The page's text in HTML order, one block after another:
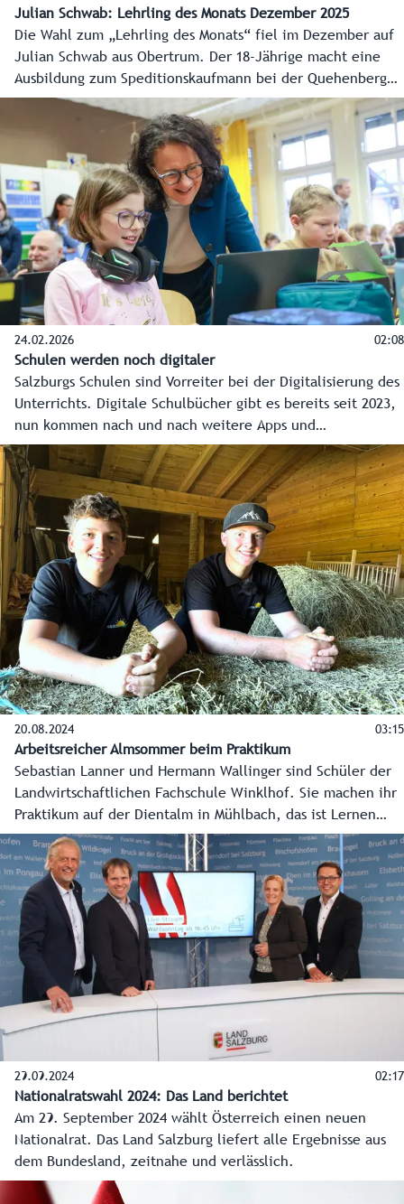
Julian Schwab: Lehrling des Monats Dezember 2025
Die Wahl zum „Lehrling des Monats“ fiel im Dezember auf
Julian Schwab aus Obertrum. Der 18-Jährige macht eine
Ausbildung zum Speditionskaufmann bei der Quehenberger
Logistics GmbH in Bergheim.tream
24.02.2026 02:08
Schulen werden noch digitaler
Salzburgs Schulen sind Vorreiter bei der Digitalisierung des
Unterrichts. Digitale Schulbücher gibt es bereits seit 2023,
nun kommen nach und nach weitere Apps und
Anwendungen dazu. Bei den Schülerinnen und Schülern
der Mittelschule Bergheim kommen die digitalen
Unterrichtsmaterialien sehr gut an.
20.08.2024 03:15
Arbeitsreicher Almsommer beim Praktikum
Sebastian Lanner und Hermann Wallinger sind Schüler der
Landwirtschaftlichen Fachschule Winklhof. Sie machen ihr
Praktikum auf der Dientalm in Mühlbach, das ist Lernen
fürs Leben. Eine Reportage aus dem Pongau - über viel
Arbeit und Erfahrungen, die man nicht vergisst.
29.09.2024 02:17
Nationalratswahl 2024: Das Land berichtet
Am 29. September 2024 wählt Österreich einen neuen
Nationalrat. Das Land Salzburg liefert alle Ergebnisse aus
dem Bundesland, zeitnahe und verlässlich.